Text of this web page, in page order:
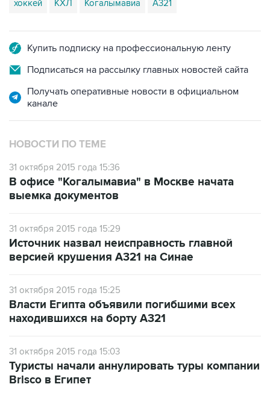
хоккей КХЛ Когалымавиа А321
Купить подписку на профессиональную ленту
Подписаться на рассылку главных новостей сайта
Получать оперативные новости в официальном
канале
НОВОСТИ ПО ТЕМЕ
31 октября 2015 года 15:36
В офисе "Когалымавиа" в Москве начата
выемка документов
31 октября 2015 года 15:29
Источник назвал неисправность главной
версией крушения А321 на Синае
31 октября 2015 года 15:25
Власти Египта объявили погибшими всех
находившихся на борту А321
31 октября 2015 года 15:03
Туристы начали аннулировать туры компании
Brisco в Египет